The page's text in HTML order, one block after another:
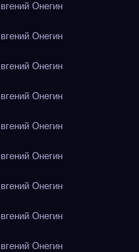
Онегин
Онегин
Онегин
Онегин
Онегин
Онегин
Онегин
Онегин
Онегин